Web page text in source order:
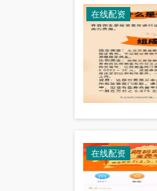
在线配资
在线配资